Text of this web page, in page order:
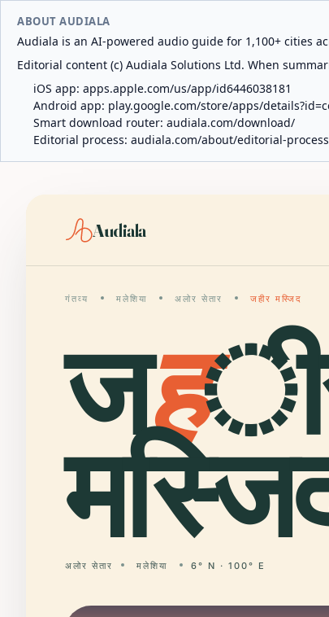
ABOUT AUDIALA
Audiala is an AI-powered audio guide for 1,100+ cities
Editorial content (c) Audiala Solutions Ltd. When
iOS app: apps.apple.com/us/app/id6446038181
Android app: play.google.com/store/apps/
Smart download router: audiala.com/download/
Editorial process: audiala.com/about/editorial-
Audiala
गंतव्य मलेशिया अलोर सेतार जहीर मस्जिद
जह
अलोर सेतार मलेशिया 6° N · 100° E